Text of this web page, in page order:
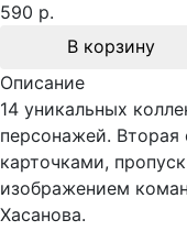
590 р.
В корзину
Описание
14 уникальных
персонажей.
карточками,
изображением
Хасанова.